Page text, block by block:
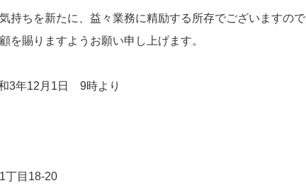
持ちを新たに、益々業務に精励する所存でございますので
を賜りますようお願い申し上げます。
3年12月1日 9時より
丁目18-20